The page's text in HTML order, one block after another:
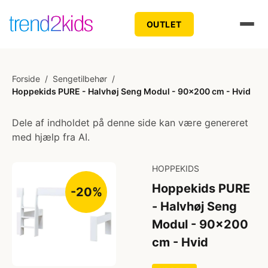
OUTLET
Forside / Sengetilbehør /
Hoppekids PURE - Halvhøj Seng Modul - 90x200 cm - Hvid
Dele af indholdet på denne side kan være genereret
med hjælp fra AI.
-20%
HOPPEKIDS
Hoppekids PURE
- Halvhøj Seng
Modul - 90x200
cm - Hvid